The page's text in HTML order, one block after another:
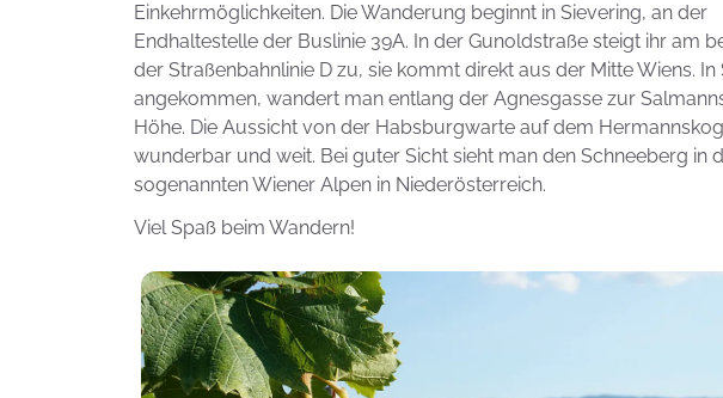
Einkehrmöglichkeiten. Die Wanderung beginnt in Sievering, an der
Endhaltestelle der Buslinie 39A. In der Gunoldstraße steigt ihr am
der Straßenbahnlinie D zu, sie kommt direkt aus der Mitte Wiens. In
angekommen, wandert man entlang der Agnesgasse zur
Höhe. Die Aussicht von der Habsburgwarte auf dem
wunderbar und weit. Bei guter Sicht sieht man den Schneeberg in
sogenannten Wiener Alpen in Niederösterreich.
Viel Spaß beim Wandern!